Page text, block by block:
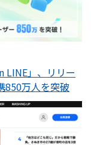
LINE」、リリー
850万人を突破